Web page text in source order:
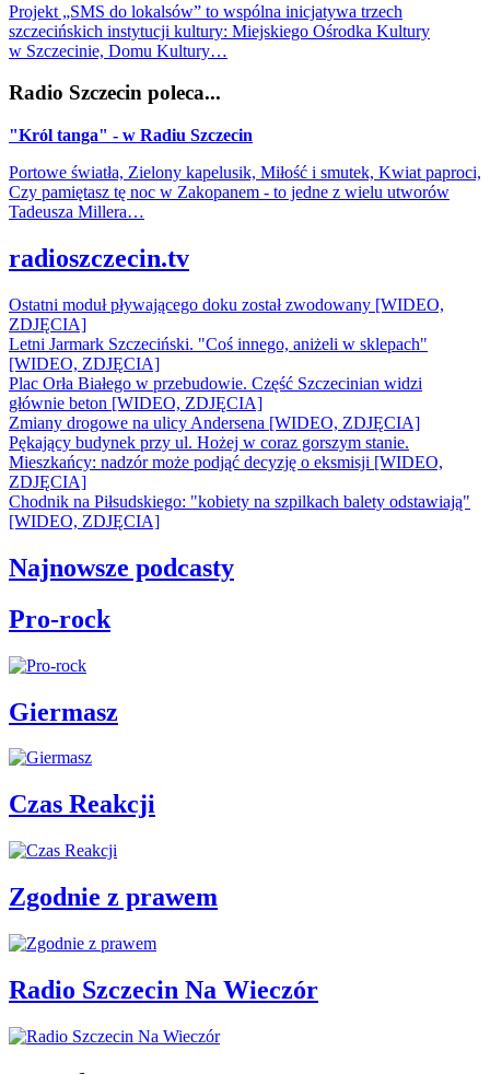
Projekt „SMS do lokalsów” to wspólna inicjatywa trzech
szczecińskich instytucji kultury: Miejskiego Ośrodka Kultury
w Szczecinie, Domu Kultury…
Radio Szczecin poleca...
"Król tanga" - w Radiu Szczecin
Portowe światła, Zielony kapelusik, Miłość i smutek, Kwiat paproci,
Czy pamiętasz tę noc w Zakopanem - to jedne z wielu utworów
Tadeusza Millera…
radioszczecin.tv
Ostatni moduł pływającego doku został zwodowany [WIDEO,
ZDJĘCIA]
Letni Jarmark Szczeciński. "Coś innego, aniżeli w sklepach"
[WIDEO, ZDJĘCIA]
Plac Orła Białego w przebudowie. Część Szczecinian widzi
głównie beton [WIDEO, ZDJĘCIA]
Zmiany drogowe na ulicy Andersena [WIDEO, ZDJĘCIA]
Pękający budynek przy ul. Hożej w coraz gorszym stanie.
Mieszkańcy: nadzór może podjąć decyzję o eksmisji [WIDEO,
ZDJĘCIA]
Chodnik na Piłsudskiego: "kobiety na szpilkach balety odstawiają"
[WIDEO, ZDJĘCIA]
Najnowsze podcasty
Pro-rock
Giermasz
Czas Reakcji
Zgodnie z prawem
Radio Szczecin Na Wieczór